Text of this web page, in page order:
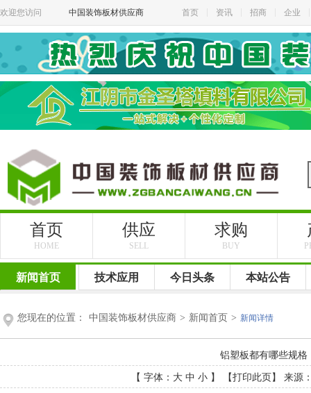
欢迎您访问 中国装饰板材供应商 首页 资讯 招商 企业
首页
HOME
供应
SELL
求购
BUY
新闻首页 技术应用 今日头条 本站公告
您现在的位置： 中国装饰板材供应商 > 新闻首页 > 新闻详情
铝塑板都有哪些规格
【 字体： 大 中 小 】 【打印此页】 来源